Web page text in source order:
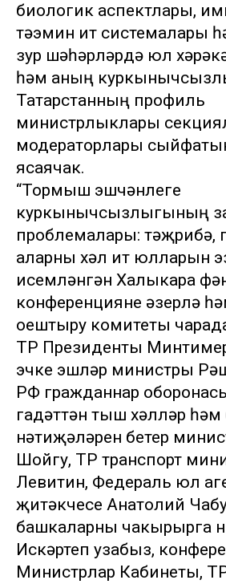
биологик аспектлары,
тәэмин итү системалары
зур шәһәрләрдә юл
һәм аның
Татарстанның профиль
министрлыклары
модераторлары
ясаячак.
“Тормыш эшчәнлеге
куркынычсызлыгының
проблемалары: тәҗрибә,
аларны хәл итү юлларын
исемләнгән Халыкара
конференцияне әзерләү
оештыру комитеты
ТР Президенты
эчке эшләр министры
РФ гражданнар
гадәттән тыш хәлләр һәм
нәтиҗәләрен бетерү
Шойгу, ТР транспорт
Левитин, Федераль юл
җитәкчесе Анатолий
башкаларны чакырырга
Искәртеп узабыз,
Министрлар Кабинеты,